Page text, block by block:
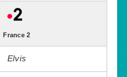
France 2
Elvis